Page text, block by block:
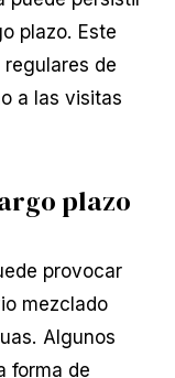
plazo. Este
de
a las visitas
plazo
provocar
mezclado
Algunos
forma de